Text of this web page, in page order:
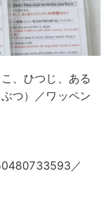
こ、ひつじ、ある
つ）／ワッペン
／